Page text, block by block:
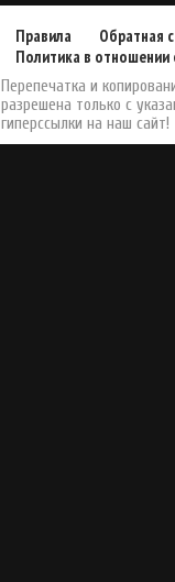
Правила
Обратная
Политика в отношении
Перепечатка и
разрешена только с
гиперссылки на наш сайт!